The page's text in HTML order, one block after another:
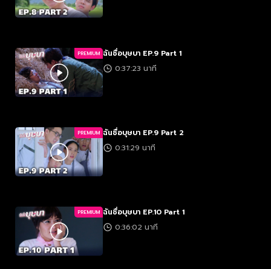
PREMIUM ฉันชื่อบุษบา EP.9 Part 1
0:37:23 นาที
PREMIUM ฉันชื่อบุษบา EP.9 Part 2
0:31:29 นาที
PREMIUM ฉันชื่อบุษบา EP.10 Part 1
0:36:02 นาที